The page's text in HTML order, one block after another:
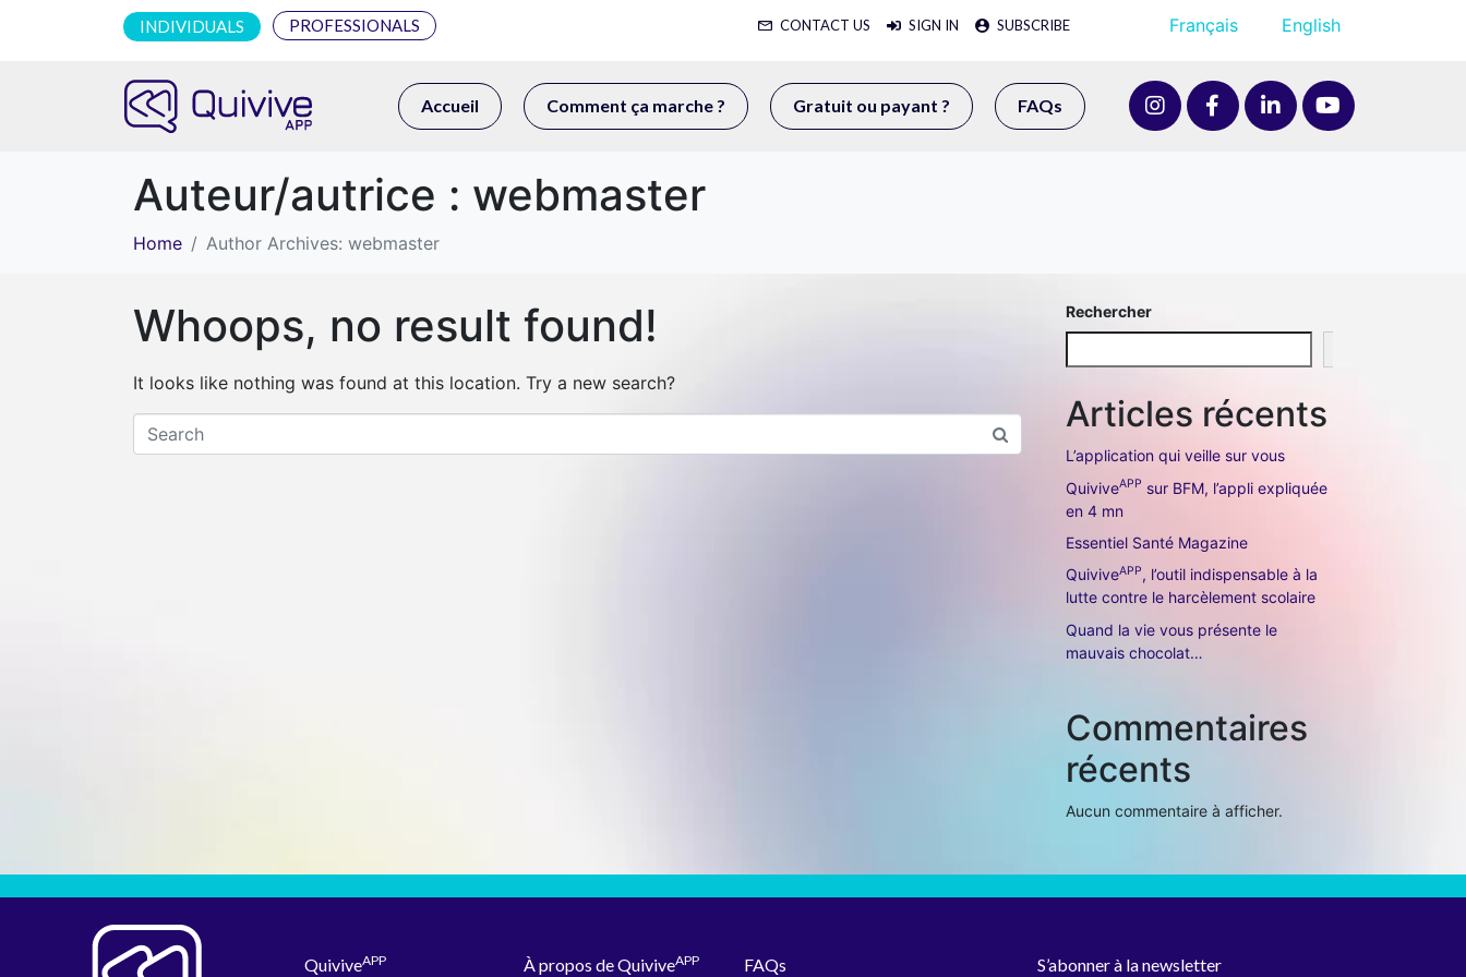
INDIVIDUALS PROFESSIONALS CONTACT US SIGN IN SUBSCRIBE Français English
Accueil Comment ça marche ? Gratuit ou payant ? FAQs
Auteur/autrice : webmaster
Home Author Archives: webmaster
Whoops, no result found!
It looks like nothing was found at this location. Try a new search?
Rechercher
Articles récents
L’application qui veille sur vous
QuiviveAPP sur BFM, l’appli expliquée
en 4 mn
Essentiel Santé Magazine
QuiviveAPP, l’outil indispensable à la
lutte contre le harcèlement scolaire
Quand la vie vous présente le
mauvais chocolat…
Commentaires
récents
Aucun commentaire à afficher.
QuiviveAPP À propos de QuiviveAPP FAQs S’abonner à la newsletter